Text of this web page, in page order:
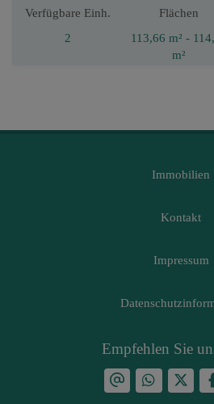
Verfügbare Einh.
2
Flächen
113,66 m² -
m²
Immobilien
Kontakt
Impressum
Empfehlen Sie